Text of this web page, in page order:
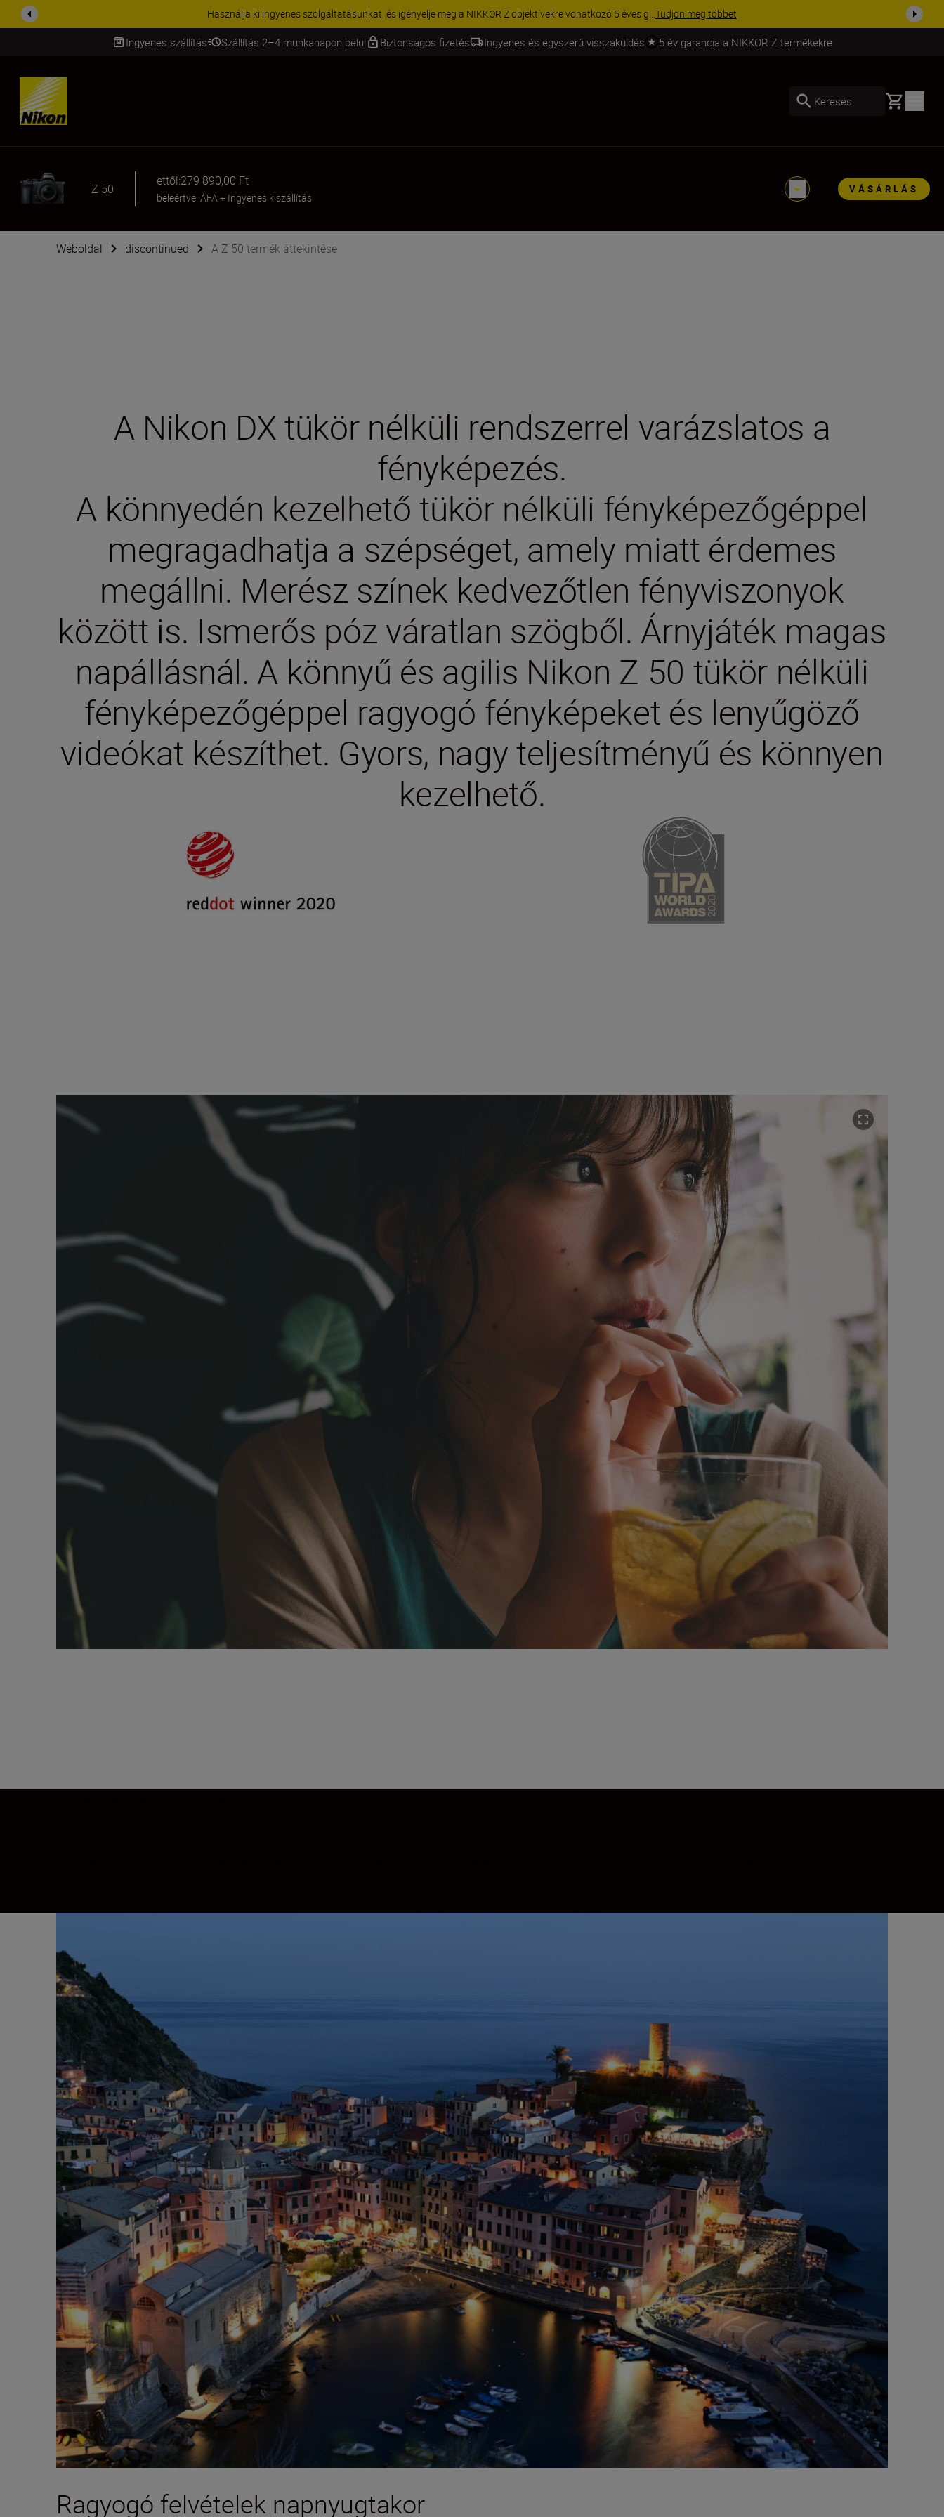
KIEGÉSZÍTŐKRE VONATKOZÓ AKCIÓ | 15% kedvezmény kiválasztott kiegészítőkre – egészítse ki még ma a fe...Vásároljon most
Ingyenes szállítás Szállítás 2–4 munkanapon belül Biztonságos fizetés Ingyenes és egyszerű visszaküldés 5 év garancia a NIKKOR Z termékekre
SKIP
Keresés Basket
Z 50
ettől:279 890,00 Ft
beleértve: ÁFA+ Ingyenes kiszállítás
VÁSÁRLÁS
Weboldal discontinued A Z 50 termék áttekintése
A Nikon DX tükör nélküli rendszerrel varázslatos a
fényképezés.
A könnyedén kezelhető tükör nélküli fényképezőgéppel
megragadhatja a szépséget, amely miatt érdemes
megállni. Merész színek kedvezőtlen fényviszonyok
között is. Ismerős póz váratlan szögből. Árnyjáték magas
napállásnál. A könnyű és agilis Nikon Z 50 tükör nélküli
fényképezőgéppel ragyogó fényképeket és lenyűgöző
videókat készíthet. Gyors, nagy teljesítményű és könnyen
kezelhető.
Ragyogó felvételek napnyugtakor